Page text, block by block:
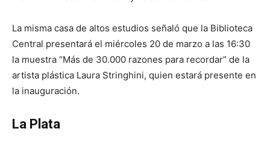
La misma casa de altos estudios señaló que la Biblioteca
Central presentará el miércoles 20 de marzo a las 16:30
la muestra “Más de 30.000 razones para recordar” de la
artista plástica Laura Stringhini, quien estará presente en
la inauguración.
La Plata